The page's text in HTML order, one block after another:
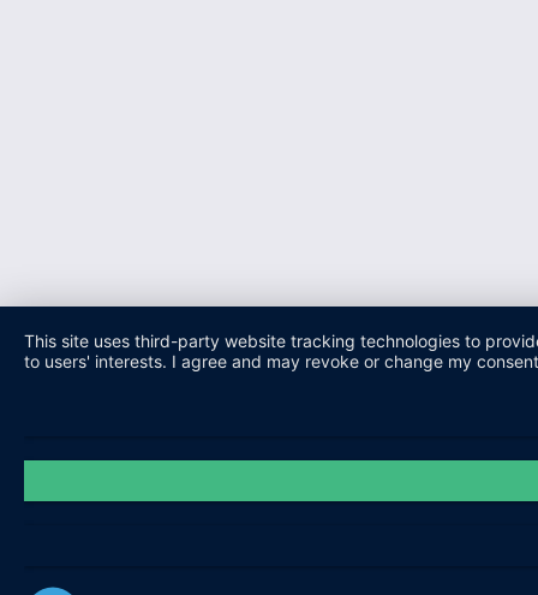
This site uses third-party website tracking technologies to
to users' interests. I agree and may revoke or change my